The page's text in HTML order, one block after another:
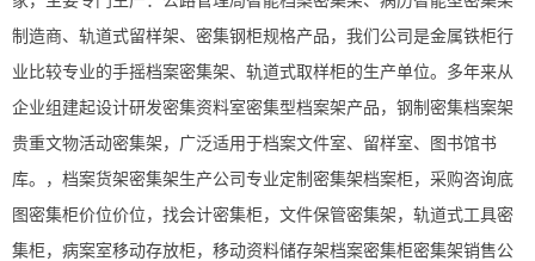
制造商、轨道式留样架、密集钢柜规格产品，我们公司是金属铁柜行
业比较专业的手摇档案密集架、轨道式取样柜的生产单位。多年来从
企业组建起设计研发密集资料室密集型档案架产品，钢制密集档案架
贵重文物活动密集架，广泛适用于档案文件室、留样室、图书馆书
库。，档案货架密集架生产公司专业定制密集架档案柜，采购咨询底
图密集柜价位价位，找会计密集柜，文件保管密集架，轨道式工具密
集柜，病案室移动存放柜，移动资料储存架档案密集柜密集架销售公